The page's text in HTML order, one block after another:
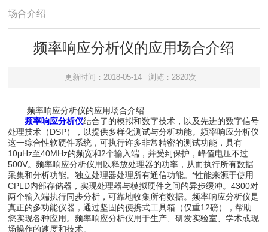
场合介绍
频率响应分析仪的应用场合介绍
更新时间：2018-05-14 浏览：2820次
频率响应分析仪的应用场合介绍
频率响应分析仪结合了的模拟和数字技术，以及先进的数字信号
处理技术（DSP），以提供多样化测试与分析功能。频率响应分析仪
这一综合性软硬件系统，可执行许多非常精密的测试功能，具有
10μHz至40MHz的频宽和2个输入端，并受到保护，峰值电压不过
500V。频率响应分析仪用以释放处理器的功率，从而执行所有数据
采集和分析功能。独立处理器处理所有通信功能。*性能来源于使用
CPLD内部存储器，实现处理器与模拟硬件之间的异步缓冲。4300对
两个输入端执行同步分析，可靠地收集所有数据。频率响应分析仪是
真正的多功能仪器，通过坚固的便携式工具箱（仅重12磅），帮助
您实现各种应用。频率响应分析仪用于生产、研发实验室、学术或现
场操作的速度和技术。